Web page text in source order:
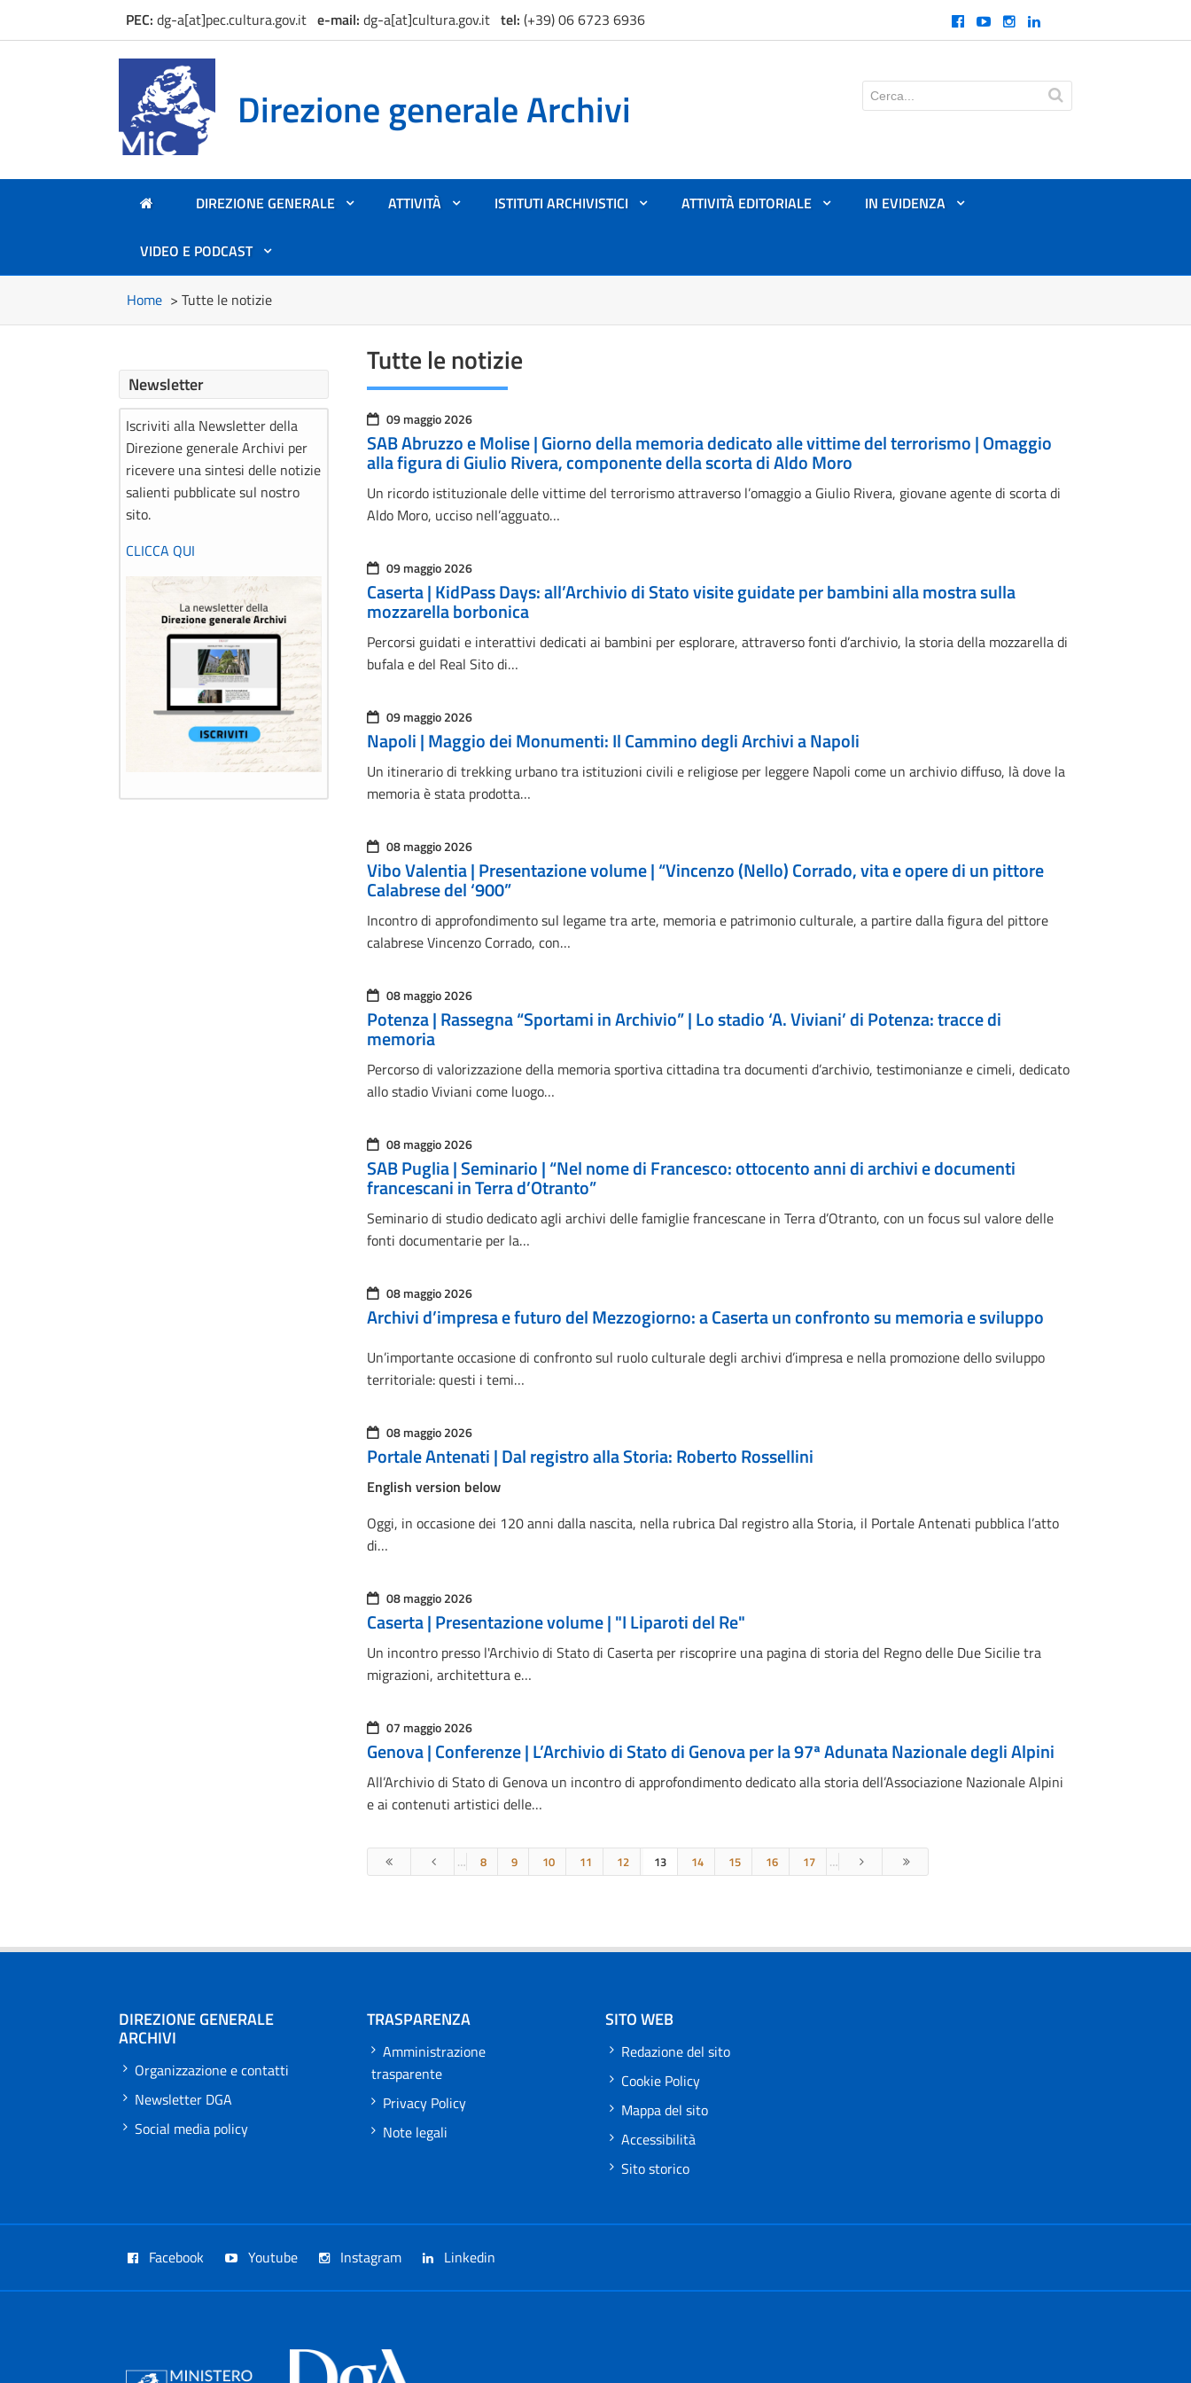
PEC: dg-a[at]pec.cultura.gov.ite-mail: dg-a[at]cultura.gov.ittel: (+39) 06 6723 6936
Direzione generale Archivi
DIREZIONE GENERALE ATTIVITÀ ISTITUTI ARCHIVISTICI ATTIVITÀ EDITORIALE IN EVIDENZA
VIDEO E PODCAST
Home > Tutte le notizie
Newsletter
Iscriviti alla Newsletter della
Direzione generale Archivi per
ricevere una sintesi delle notizie
salienti pubblicate sul nostro
sito.
CLICCA QUI
Tutte le notizie
09 maggio 2026
SAB Abruzzo e Molise | Giorno della memoria dedicato alle vittime del terrorismo | Omaggio
alla figura di Giulio Rivera, componente della scorta di Aldo Moro
Un ricordo istituzionale delle vittime del terrorismo attraverso l’omaggio a Giulio Rivera, giovane agente di scorta di
Aldo Moro, ucciso nell’agguato…
09 maggio 2026
Caserta | KidPass Days: all’Archivio di Stato visite guidate per bambini alla mostra sulla
mozzarella borbonica
Percorsi guidati e interattivi dedicati ai bambini per esplorare, attraverso fonti d’archivio, la storia della mozzarella di
bufala e del Real Sito di…
09 maggio 2026
Napoli | Maggio dei Monumenti: Il Cammino degli Archivi a Napoli
Un itinerario di trekking urbano tra istituzioni civili e religiose per leggere Napoli come un archivio diffuso, là dove la
memoria è stata prodotta…
08 maggio 2026
Vibo Valentia | Presentazione volume | “Vincenzo (Nello) Corrado, vita e opere di un pittore
Calabrese del ‘900”
Incontro di approfondimento sul legame tra arte, memoria e patrimonio culturale, a partire dalla figura del pittore
calabrese Vincenzo Corrado, con…
08 maggio 2026
Potenza | Rassegna “Sportami in Archivio” | Lo stadio ‘A. Viviani’ di Potenza: tracce di
memoria
Percorso di valorizzazione della memoria sportiva cittadina tra documenti d’archivio, testimonianze e cimeli, dedicato
allo stadio Viviani come luogo…
08 maggio 2026
SAB Puglia | Seminario | “Nel nome di Francesco: ottocento anni di archivi e documenti
francescani in Terra d’Otranto”
Seminario di studio dedicato agli archivi delle famiglie francescane in Terra d’Otranto, con un focus sul valore delle
fonti documentarie per la…
08 maggio 2026
Archivi d’impresa e futuro del Mezzogiorno: a Caserta un confronto su memoria e sviluppo
Un’importante occasione di confronto sul ruolo culturale degli archivi d’impresa e nella promozione dello sviluppo
territoriale: questi i temi…
08 maggio 2026
Portale Antenati | Dal registro alla Storia: Roberto Rossellini
English version below
Oggi, in occasione dei 120 anni dalla nascita, nella rubrica Dal registro alla Storia, il Portale Antenati pubblica l’atto
di…
08 maggio 2026
Caserta | Presentazione volume | "I Liparoti del Re"
Un incontro presso l'Archivio di Stato di Caserta per riscoprire una pagina di storia del Regno delle Due Sicilie tra
migrazioni, architettura e…
07 maggio 2026
Genova | Conferenze | L’Archivio di Stato di Genova per la 97ª Adunata Nazionale degli Alpini
All’Archivio di Stato di Genova un incontro di approfondimento dedicato alla storia dell’Associazione Nazionale Alpini
e ai contenuti artistici delle…
… 8 9 10 11 12 13 14 15 16 17 …
DIREZIONE GENERALE
ARCHIVI
Organizzazione e contatti
Newsletter DGA
Social media policy
TRASPARENZA
Amministrazione
trasparente
Privacy Policy
Note legali
SITO WEB
Redazione del sito
Cookie Policy
Mappa del sito
Accessibilità
Sito storico
Facebook Youtube Instagram Linkedin